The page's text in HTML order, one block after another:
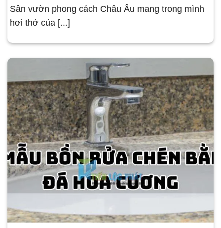
Sân vườn phong cách Châu Âu mang trong mình
hơi thở của [...]